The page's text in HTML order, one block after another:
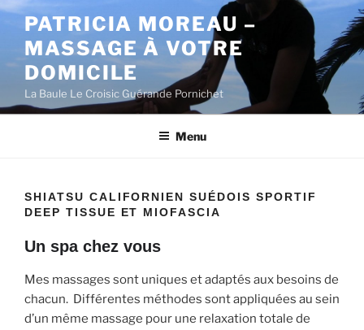
Aller
contenu
principal
PATRICIA MOREAU –
MASSAGE À VOTRE
DOMICILE
La Baule Le Croisic Guérande Pornichet
Menu
SHIATSU CALIFORNIEN SUÉDOIS SPORTIF
DEEP TISSUE ET MIOFASCIA
Un spa chez vous
Mes massages sont uniques et adaptés aux besoins de
chacun. Différentes méthodes sont appliquées au sein
d’un même massage pour une relaxation totale de